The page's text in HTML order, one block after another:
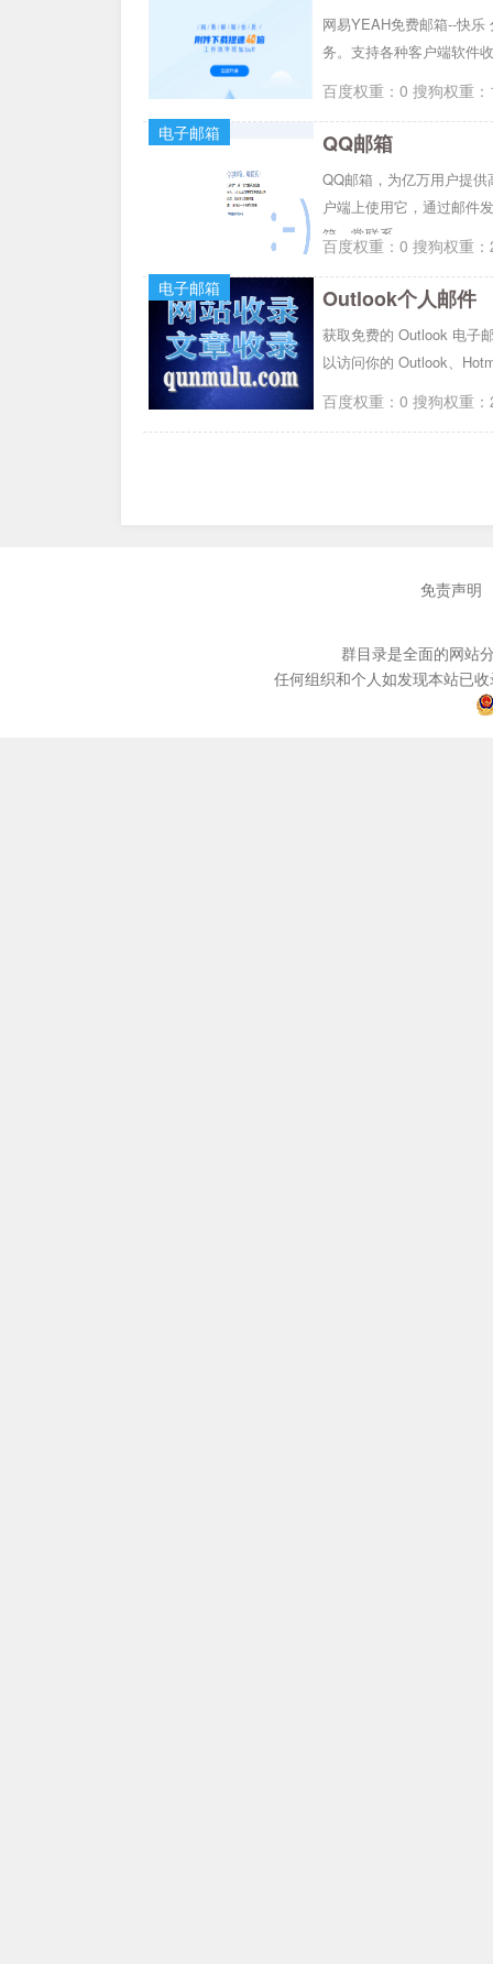
网易YEAH免费邮箱--快
务。支持各种客户端软件
百度权重：0 搜狗权重
电子邮箱
QQ邮箱
QQ邮箱，为亿万用户提
户端上使用它，通过邮件
箱，常联系。
百度权重：0 搜狗权重
电子邮箱
Outlook个人邮件
获取免费的 Outlook 电子
以访问你的 Outlook、
百度权重：0 搜狗权重
免责声明
群目录是全面的网站
任何组织和个人如发现本站已